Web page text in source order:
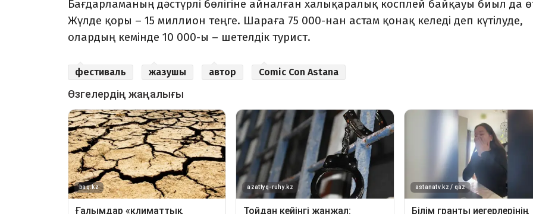
Бағдарламаның дәстүрлі бөлігіне айналған халықаралық косплей байқауы биыл да
Жүлде қоры – 15 миллион теңге. Шараға 75 000-нан астам қонақ келеді деп күтілуде,
олардың кемінде 10 000-ы – шетелдік турист.
фестиваль жазушы автор Comic Con Astana